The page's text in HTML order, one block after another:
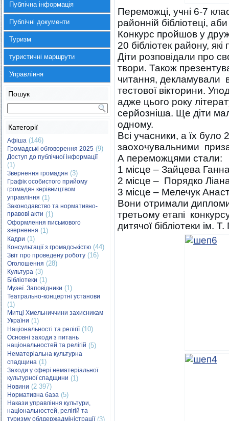
Публічна інформація
Публічні документи
Туризм
туристичні маршрути
Управління
Пошук
Категорії
Афіша (146)
Громадські обговорення 2025 (9)
Доступ до публічної інформації
(1)
Звернення громадян (3)
Графік особистого прийому
громадян керівництвом
управління (1)
Законодавство та нормативно-
правові акти (1)
Оформлення письмового
звернення (1)
Кадри (1)
Консультації з громадськістю (44)
Звіт про проведену роботу (16)
Оголошення (28)
Культура (3)
Бібліотеки (1)
Музеї. Заповідники (1)
Театрально-концертні установи
(1)
Митці Хмельниччини захисникам
України (1)
Національності та релігії(10)
Основні заходи з питань
національностей та релігій (5)
Нематеріальна культурна
спадщина (1)
Заходи у сфері нематеріальної
культурної спадщини (1)
Новини (2 397)
Нормативна база (5)
Накази управління культури,
національностей, релігій та
туризму облдержадміністрації(3)
Переможці, учні 6-7
районній бібліотеці,
Конкурс пройшов у
20 бібліотек району,
Діти розповідали про
твори. Також
читання, декламували
тестової вікторини.
адже цього року
серйозніша. Ще діти
одному.
Всі учасники, а їх
заохочувальними
А переможцями стали:
1 місце – Зайцева
2 місце – Порядко
3 місце – Мелечук
Вони отримали дипломи
третьому етапі
дитячої бібліотеки ім.